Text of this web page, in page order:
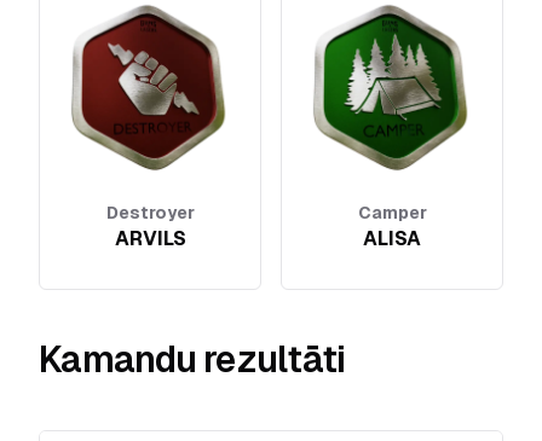
Destroyer
ARVILS
Camper
ALISA
Kamandu rezultāti